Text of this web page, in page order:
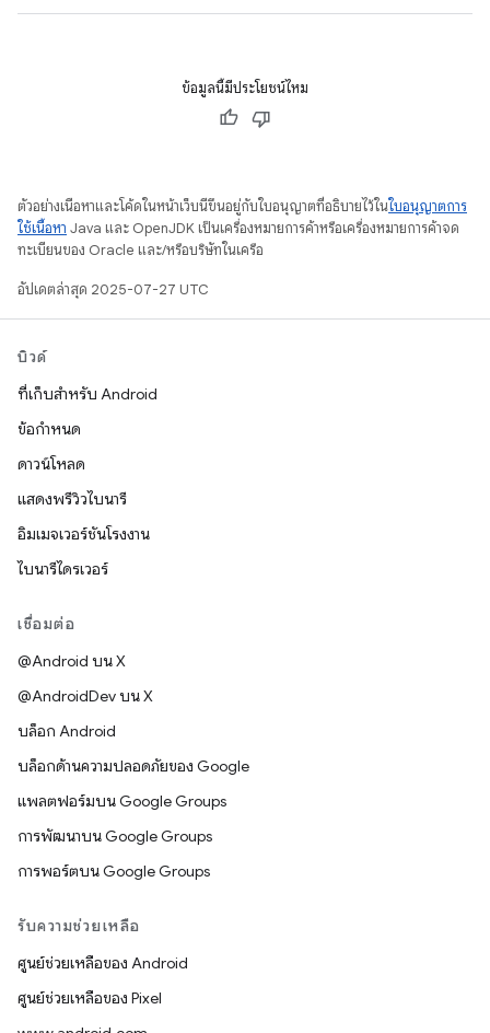
ข้อมูลนี้มีประโยชน์ไหม
ตัวอย่างเนื้อหาและโค้ดในหน้าเว็บนี้ขึ้นอยู่กับใบอนุญาตที่อธิบายไว้ในใบอนุญาตการ
ใช้เนื้อหา Java และ OpenJDK เป็นเครื่องหมายการค้าหรือเครื่องหมายการค้าจด
ทะเบียนของ Oracle และ/หรือบริษัทในเครือ
อัปเดตล่าสุด 2025-07-27 UTC
บิวด์
ที่เก็บสำหรับ Android
ข้อกำหนด
ดาวน์โหลด
แสดงพรีวิวไบนารี
อิมเมจเวอร์ชันโรงงาน
ไบนารีไดรเวอร์
เชื่อมต่อ
@Android บน X
@AndroidDev บน X
บล็อก Android
บล็อกด้านความปลอดภัยของ Google
แพลตฟอร์มบน Google Groups
การพัฒนาบน Google Groups
การพอร์ตบน Google Groups
รับความช่วยเหลือ
ศูนย์ช่วยเหลือของ Android
ศูนย์ช่วยเหลือของ Pixel